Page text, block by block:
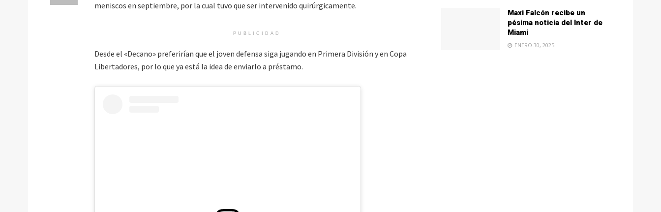
meniscos en septiembre, por la cual tuvo que ser intervenido quirúrgicamente.
PUBLICIDAD
Desde el «Decano» preferirían que el joven defensa siga jugando en Primera División y en Copa
Libertadores, por lo que ya está la idea de enviarlo a préstamo.
Maxi Falcón recibe un
pésima noticia del Inter de
Miami
ENERO 30, 2025